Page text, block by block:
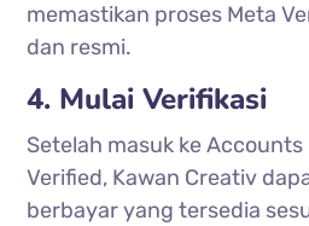
memastikan proses Meta
dan resmi.
4. Mulai Verifikasi
Setelah masuk ke Accounts
Verified, Kawan Creativ
berbayar yang tersedia